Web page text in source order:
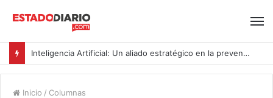
Inteligencia Artificial: Un aliado estratégico en la prevención del acoso y la violencia laboral bajo la Ley Karin
Inicio / Columnas